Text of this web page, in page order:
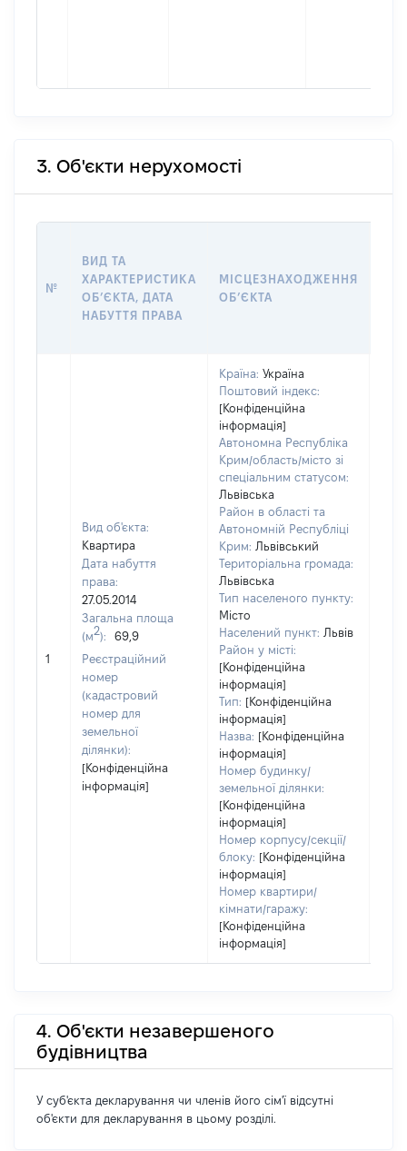
3. Об'єкти нерухомості
№
ВИД ТА
ХАРАКТЕРИСТИКА
ОБʼЄКТА, ДАТА
НАБУТТЯ ПРАВА
МІСЦЕЗНАХОДЖЕННЯ
ОБʼЄКТА
1
Вид об'єкта:
Квартира
Дата набуття
права:
27.05.2014
Загальна площа
(м2):
69,9
Реєстраційний
номер
(кадастровий
номер для
земельної
ділянки):
[Конфіденційна
інформація]
Країна: Україна
Поштовий індекс:
[Конфіденційна
інформація]
Автономна Республіка
Крим/область/місто зі
спеціальним статусом:
Львівська
Район в області та
Автономній Республіці
Крим: Львівський
Територіальна громада:
Львівська
Тип населеного пункту:
Місто
Населений пункт: Львів
Район у місті:
[Конфіденційна
інформація]
Тип: [Конфіденційна
інформація]
Назва: [Конфіденційна
інформація]
Номер будинку/
земельної ділянки:
[Конфіденційна
інформація]
Номер корпусу/секції/
блоку: [Конфіденційна
інформація]
Номер квартири/
кімнати/гаражу:
[Конфіденційна
інформація]
4. Об'єкти незавершеного
будівництва
У суб'єкта декларування чи членів його сім'ї відсутні
об'єкти для декларування в цьому розділі.